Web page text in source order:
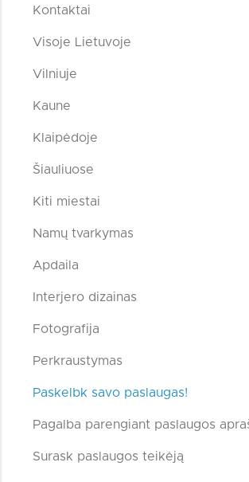
Kontaktai
Visoje Lietuvoje
Vilniuje
Kaune
Klaipėdoje
Šiauliuose
Kiti miestai
Namų tvarkymas
Apdaila
Interjero dizainas
Fotografija
Perkraustymas
Paskelbk savo paslaugas!
Pagalba parengiant paslaugos
Surask paslaugos teikėją